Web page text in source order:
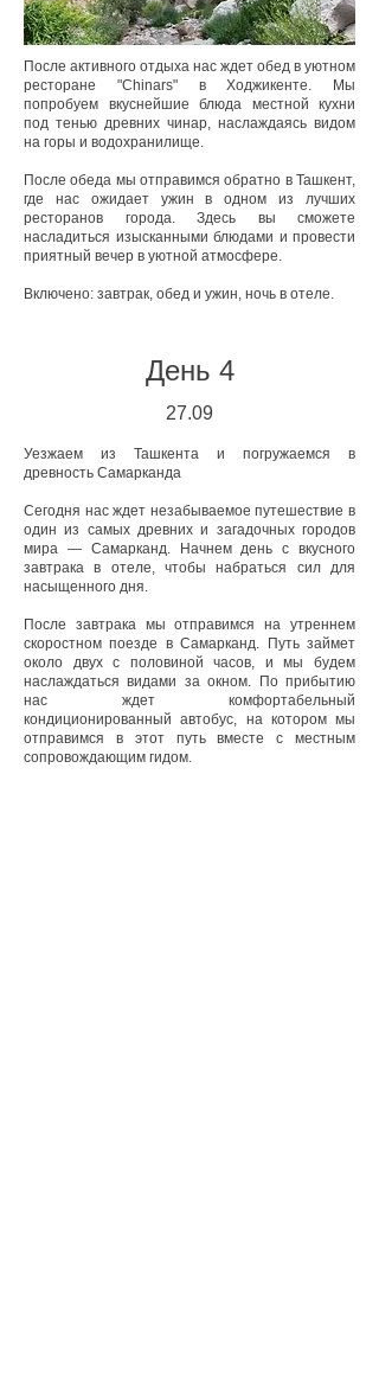
После активного отдыха нас ждет обед в уютном
ресторане "Chinars" в Ходжикенте. Мы
попробуем вкуснейшие блюда местной кухни
под тенью древних чинар, наслаждаясь видом
на горы и водохранилище.
После обеда мы отправимся обратно в Ташкент,
где нас ожидает ужин в одном из лучших
ресторанов города. Здесь вы сможете
насладиться изысканными блюдами и провести
приятный вечер в уютной атмосфере.
Включено: завтрак, обед и ужин, ночь в отеле.
День 4
27.09
Уезжаем из Ташкента и погружаемся в
древность Самарканда
Сегодня нас ждет незабываемое путешествие в
один из самых древних и загадочных городов
мира — Самарканд. Начнем день с вкусного
завтрака в отеле, чтобы набраться сил для
насыщенного дня.
После завтрака мы отправимся на утреннем
скоростном поезде в Самарканд. Путь займет
около двух с половиной часов, и мы будем
наслаждаться видами за окном. По прибытию
нас ждет комфортабельный
кондиционированный автобус, на котором мы
отправимся в этот путь вместе с местным
сопровождающим гидом.